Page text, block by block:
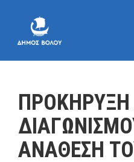
ΠΡΟΚΗΡΥΞΗ
ΑΝΑΘΕΣΗ